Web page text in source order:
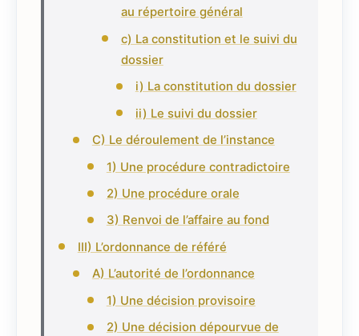
au répertoire général
c) La constitution et le suivi du
dossier
i) La constitution du dossier
ii) Le suivi du dossier
C) Le déroulement de l’instance
1) Une procédure contradictoire
2) Une procédure orale
3) Renvoi de l’affaire au fond
III) L’ordonnance de référé
A) L’autorité de l’ordonnance
1) Une décision provisoire
2) Une décision dépourvue de